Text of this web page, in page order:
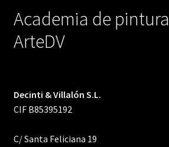
Academia de pintura
ArteDV
Decinti & Villalón S.L.
CIF B85395192
C/ Santa Feliciana 19